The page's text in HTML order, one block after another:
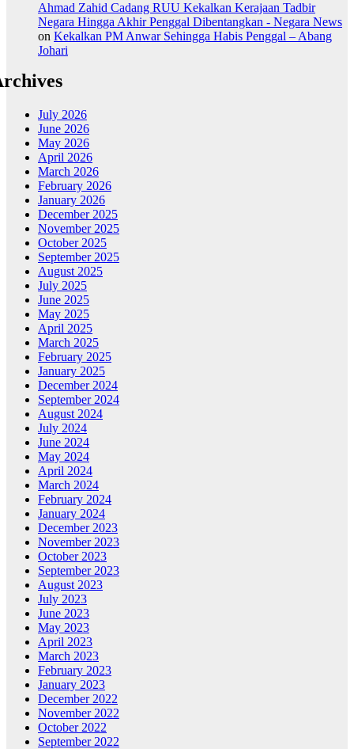
Ahmad Zahid Cadang RUU Kekalkan Kerajaan Tadbir
Negara Hingga Akhir Penggal Dibentangkan - Negara News
on Kekalkan PM Anwar Sehingga Habis Penggal – Abang
Johari
July 2026
June 2026
May 2026
April 2026
March 2026
February 2026
January 2026
December 2025
November 2025
October 2025
September 2025
August 2025
July 2025
June 2025
May 2025
April 2025
March 2025
February 2025
January 2025
December 2024
September 2024
August 2024
July 2024
June 2024
May 2024
April 2024
March 2024
February 2024
January 2024
December 2023
November 2023
October 2023
September 2023
August 2023
July 2023
June 2023
May 2023
April 2023
March 2023
February 2023
January 2023
December 2022
November 2022
October 2022
September 2022